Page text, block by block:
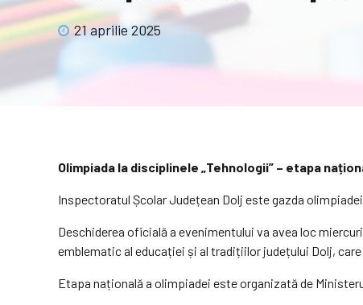
21 aprilie 2025
Olimpiada la disciplinele „Tehnologii” – etapa
Inspectoratul Școlar Județean Dolj este gazda
Deschiderea oficială a evenimentului va avea loc
emblematic al educației și al tradițiilor județului Dolj,
Etapa națională a olimpiadei este organizată de